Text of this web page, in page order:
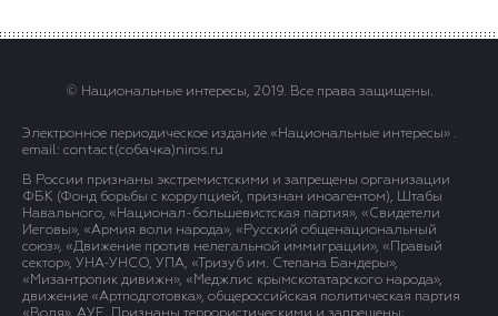
© Национальные интересы, 2019. Все права защищены.
Электронное периодическое издание «Национальные интересы» .
email: contact(сoбaчка)niros.ru
В России признаны экстремистскими и запрещены организации
ФБК (Фонд борьбы с коррупцией, признан иноагентом), Штабы
Навального, «Национал-большевистская партия», «Свидетели
Иеговы», «Армия воли народа», «Русский общенациональный
союз», «Движение против нелегальной иммиграции», «Правый
сектор», УНА-УНСО, УПА, «Тризуб им. Степана Бандеры»,
«Мизантропик дивижн», «Меджлис крымскотатарского народа»,
движение «Артподготовка», общероссийская политическая партия